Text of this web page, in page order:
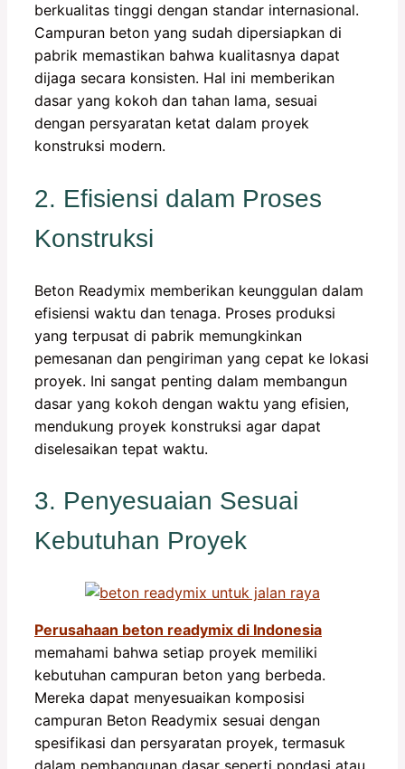
berkualitas tinggi dengan standar internasional.
Campuran beton yang sudah dipersiapkan di
pabrik memastikan bahwa kualitasnya dapat
dijaga secara konsisten. Hal ini memberikan
dasar yang kokoh dan tahan lama, sesuai
dengan persyaratan ketat dalam proyek
konstruksi modern.
2. Efisiensi dalam Proses
Konstruksi
Beton Readymix memberikan keunggulan dalam
efisiensi waktu dan tenaga. Proses produksi
yang terpusat di pabrik memungkinkan
pemesanan dan pengiriman yang cepat ke lokasi
proyek. Ini sangat penting dalam membangun
dasar yang kokoh dengan waktu yang efisien,
mendukung proyek konstruksi agar dapat
diselesaikan tepat waktu.
3. Penyesuaian Sesuai
Kebutuhan Proyek
Perusahaan beton readymix di Indonesia
memahami bahwa setiap proyek memiliki
kebutuhan campuran beton yang berbeda.
Mereka dapat menyesuaikan komposisi
campuran Beton Readymix sesuai dengan
spesifikasi dan persyaratan proyek, termasuk